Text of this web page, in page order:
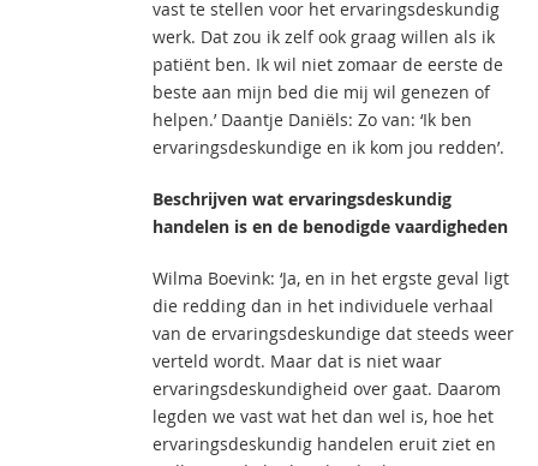
vast te stellen voor het ervaringsdeskundig
werk. Dat zou ik zelf ook graag willen als ik
patiënt ben. Ik wil niet zomaar de eerste de
beste aan mijn bed die mij wil genezen of
helpen.’ Daantje Daniëls: Zo van: ‘Ik ben
ervaringsdeskundige en ik kom jou redden’.
Beschrijven wat ervaringsdeskundig
handelen is en de benodigde vaardigheden
Wilma Boevink: ‘Ja, en in het ergste geval ligt
die redding dan in het individuele verhaal
van de ervaringsdeskundige dat steeds weer
verteld wordt. Maar dat is niet waar
ervaringsdeskundigheid over gaat. Daarom
legden we vast wat het dan wel is, hoe het
ervaringsdeskundig handelen eruit ziet en